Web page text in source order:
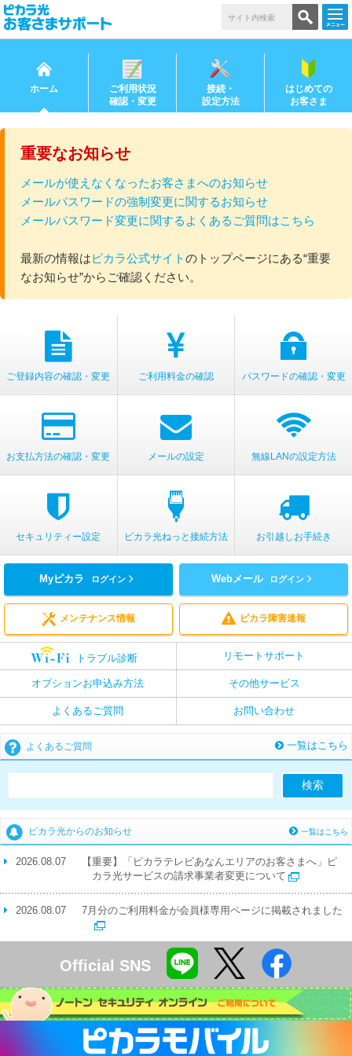
ホーム
ご利用状況
確認・変更
接続・
設定方法
はじめての
お客さま
重要なお知らせ
メールが使えなくなったお客さまへのお知らせ
メールパスワードの強制変更に関するお知らせ
メールパスワード変更に関するよくあるご質問はこちら
最新の情報はピカラ公式サイトのトップページにある“重要
なお知らせ”からご確認ください。
ご登録内容の確認・変更 ご利用料金の確認 パスワードの確認・変更
お支払方法の確認・変更 メールの設定 無線LANの設定方法
セキュリティー設定 ピカラ光ねっと接続方法 お引越しお手続き
Myピカラ ログイン Webメール ログイン
メンテナンス情報 ピカラ障害速報
トラブル診断 リモートサポート
オプションお申込み方法 その他サービス
よくあるご質問 お問い合わせ
よくあるご質問 一覧はこちら
ピカラ光からのお知らせ 一覧はこちら
2026.08.07
【重要】「ピカラテレビあなんエリアのお客さまへ」ピ
カラ光サービスの請求事業者変更について
2026.08.07 7月分のご利用料金が会員様専用ページに掲載されました
Official SNS